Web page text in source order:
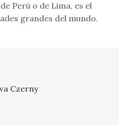
Perú o de Lima, es el
grandes del mundo.
Czerny